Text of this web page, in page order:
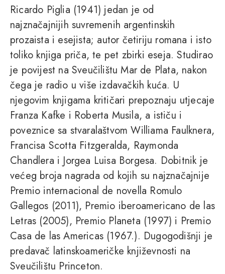
Ricardo Piglia (1941) jedan je od
najznačajnijih suvremenih argentinskih
prozaista i esejista; autor četiriju romana i isto
toliko knjiga priča, te pet zbirki eseja. Studirao
je povijest na Sveučilištu Mar de Plata, nakon
čega je radio u više izdavačkih kuća. U
njegovim knjigama kritičari prepoznaju utjecaje
Franza Kafke i Roberta Musila, a ističu i
poveznice sa stvaralaštvom Williama Faulknera,
Francisa Scotta Fitzgeralda, Raymonda
Chandlera i Jorgea Luisa Borgesa. Dobitnik je
većeg broja nagrada od kojih su najznačajnije
Premio internacional de novella Romulo
Gallegos (2011), Premio iberoamericano de las
Letras (2005), Premio Planeta (1997) i Premio
Casa de las Americas (1967.). Dugogodišnji je
predavač latinskoameričke književnosti na
Sveučilištu Princeton.